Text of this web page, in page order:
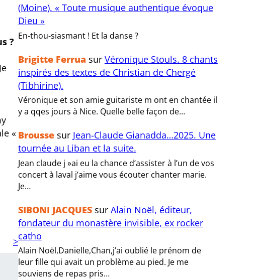
?
«
(Moine). « Toute musique authentique évoque
Dieu »
En-thou-siasmant ! Et la danse ?
Brigitte Ferrua sur Véronique Stouls. 8 chants
inspirés des textes de Christian de Chergé
(Tibhirine).
Véronique et son amie guitariste m ont en chantée il
y a qqes jours à Nice. Quelle belle façon de…
Broussesur Jean-Claude Gianadda…2025. Une
tournée au Liban et la suite.
Jean claude j »ai eu la chance d’assister à l’un de vos
concert à laval j’aime vous écouter chanter marie.
Je…
SIBONI JACQUESsur Alain Noël, éditeur,
fondateur du monastère invisible, ex rocker
catho
Alain Noël,Danielle,Chan,j’ai oublié le prénom de
leur fille qui avait un problème au pied. Je me
souviens de repas pris…